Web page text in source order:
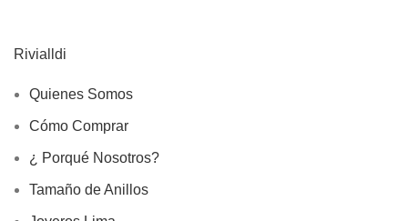
Rivialldi
Quienes Somos
Cómo Comprar
¿ Porqué Nosotros?
Tamaño de Anillos